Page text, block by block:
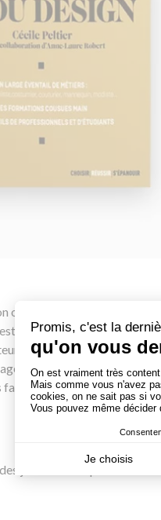
un poste de manager
la différence entre un
? La maîtrise des langues
de professionnels,
une idée plus précise de
journalistes spécialisées